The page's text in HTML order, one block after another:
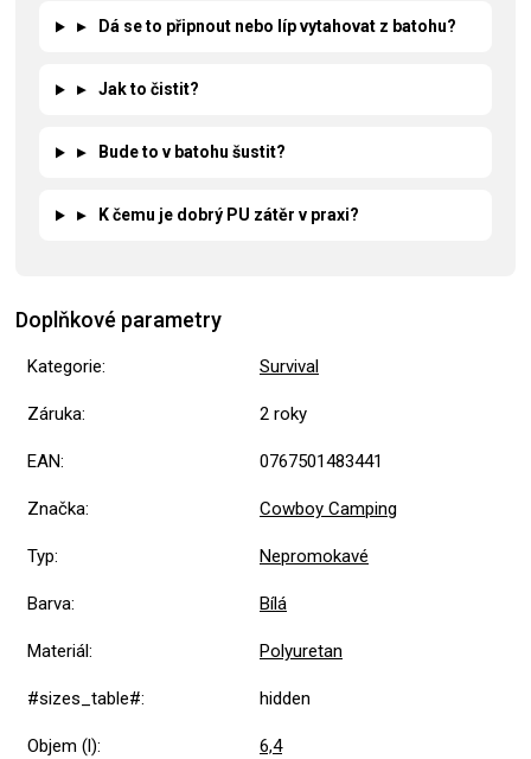
▸ Dá se to připnout nebo líp vytahovat z batohu?
▸ Jak to čistit?
▸ Bude to v batohu šustit?
▸ K čemu je dobrý PU zátěr v praxi?
Doplňkové parametry
Kategorie: Survival
Záruka: 2 roky
EAN: 0767501483441
Značka: Cowboy Camping
Typ: Nepromokavé
Barva: Bílá
Materiál: Polyuretan
#sizes_table#: hidden
Objem (l): 6,4